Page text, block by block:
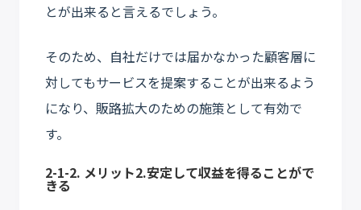
とが出来ると言えるでしょう。
そのため、自社だけでは届かなかった顧客層に
対してもサービスを提案することが出来るよう
になり、販路拡大のための施策として有効で
す。
2-1-2. メリット2.安定して収益を得ることがで
きる